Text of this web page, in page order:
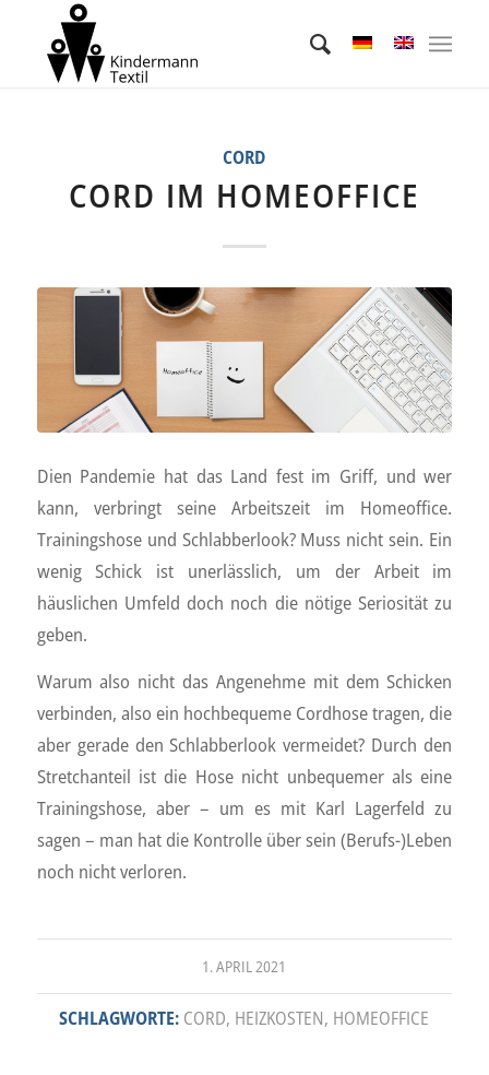
CORD
CORD IM HOMEOFFICE
Dien Pandemie hat das Land fest im Griff, und wer
kann, verbringt seine Arbeitszeit im Homeoffice.
Trainingshose und Schlabberlook? Muss nicht sein. Ein
wenig Schick ist unerlässlich, um der Arbeit im
häuslichen Umfeld doch noch die nötige Seriosität zu
geben.
Warum also nicht das Angenehme mit dem Schicken
verbinden, also ein hochbequeme Cordhose tragen, die
aber gerade den Schlabberlook vermeidet? Durch den
Stretchanteil ist die Hose nicht unbequemer als eine
Trainingshose, aber – um es mit Karl Lagerfeld zu
sagen – man hat die Kontrolle über sein (Berufs-)Leben
noch nicht verloren.
1. APRIL 2021
SCHLAGWORTE: CORD, HEIZKOSTEN, HOMEOFFICE